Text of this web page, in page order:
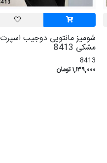
شومیز مانتویی دوجیب اسپرت
مشکی 8413
8413
۱,۱۳۹,۰۰۰ تومان